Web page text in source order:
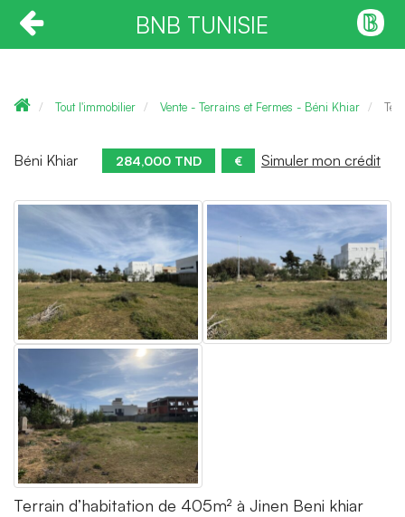
BNB TUNISIE
Tout l'immobilier Vente - Terrains et Fermes - Béni Khiar
Béni Khiar 284,000 TND € Simuler mon crédit
Terrain d’habitation de 405m² à Jinen Beni khiar